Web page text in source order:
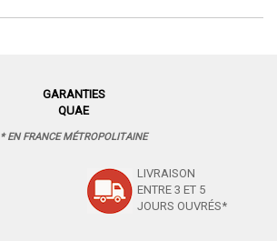
GARANTIES
QUAE
* EN FRANCE MÉTROPOLITAINE
LIVRAISON
ENTRE 3 ET 5
JOURS OUVRÉS*